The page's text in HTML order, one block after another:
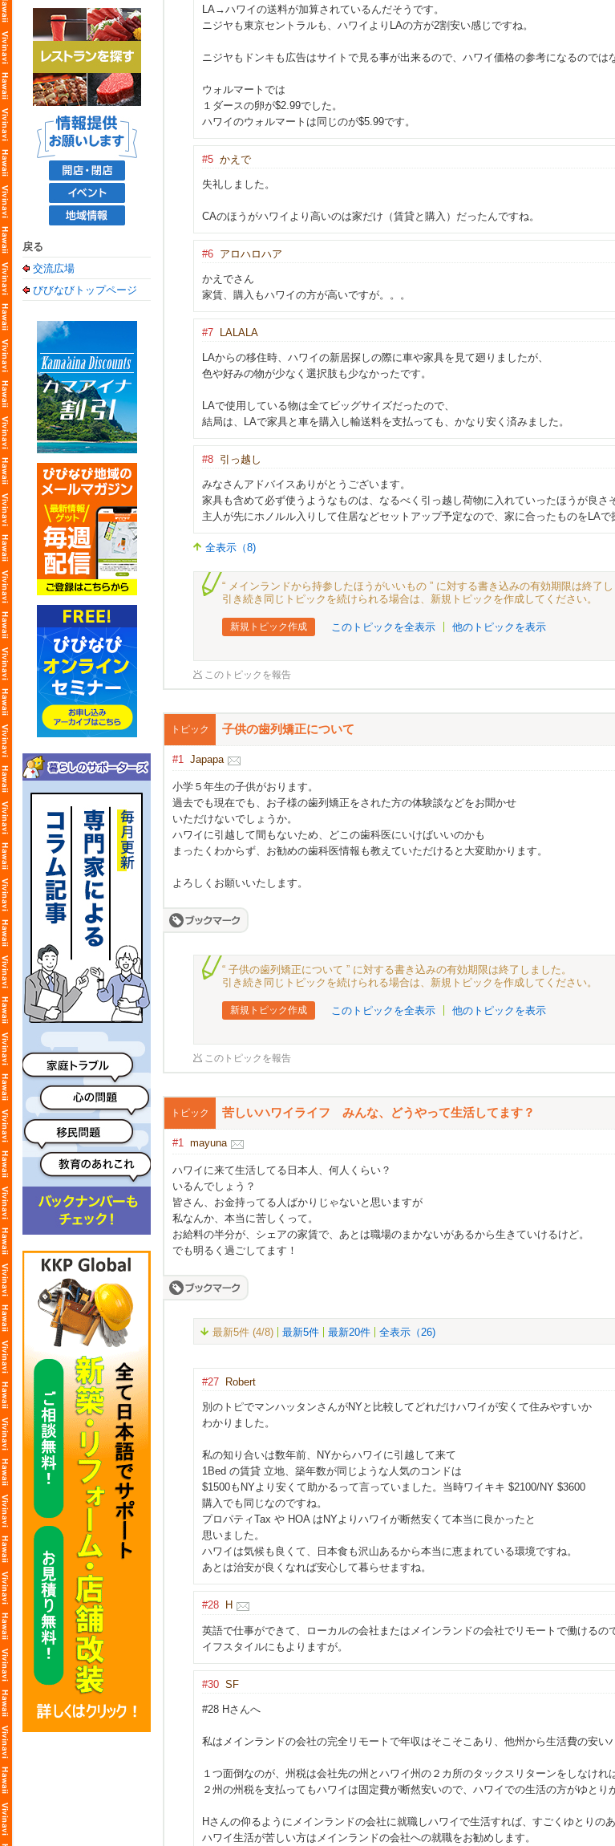
戻る
交流広場
びびなびトップページ
LA→ハワイの送料が加算されているんだそうです。
ニジヤも東京セントラルも、ハワイよりLAの方が2割安い感じですね。
ニジヤもドンキも広告はサイトで見る事が出来るので、ハワイ価格の参考になるのでは
ウォルマートでは
１ダースの卵が$2.99でした。
ハワイのウォルマートは同じのが$5.99です。
#5 かえで
失礼しました。
CAのほうがハワイより高いのは家だけ（賃貸と購入）だったんですね。
#6 アロハロハア
かえでさん
家賃、購入もハワイの方が高いですが。。。
#7 LALALA
LAからの移住時、ハワイの新居探しの際に車や家具を見て廻りましたが、
色や好みの物が少なく選択肢も少なかったです。
LAで使用している物は全てビッグサイズだったので、
結局は、LAで家具と車を購入し輸送料を支払っても、かなり安く済みました。
#8 引っ越し
みなさんアドバイスありがとうございます。
家具も含めて必ず使うようなものは、なるべく引っ越し荷物に入れていったほうが良さ
主人が先にホノルル入りして住居などセットアップ予定なので、家に合ったものをLAで
全表示（8)
“ メインランドから持参したほうがいいもの ” に対する書き込みの有効期限は終了し
引き続き同じトピックを続けられる場合は、新規トピックを作成してください。
新規トピック作成 このトピックを全表示 他のトピックを表示
このトピックを報告
トピック 子供の歯列矯正について
#1 Japapa
小学５年生の子供がおります。
過去でも現在でも、お子様の歯列矯正をされた方の体験談などをお聞かせ
いただけないでしょうか。
ハワイに引越して間もないため、どこの歯科医にいけばいいのかも
まったくわからず、お勧めの歯科医情報も教えていただけると大変助かります。
よろしくお願いいたします。
“ 子供の歯列矯正について ” に対する書き込みの有効期限は終了しました。
引き続き同じトピックを続けられる場合は、新規トピックを作成してください。
新規トピック作成 このトピックを全表示 他のトピックを表示
このトピックを報告
トピック 苦しいハワイライフ みんな、どうやって生活してます？
#1 mayuna
ハワイに来て生活してる日本人、何人くらい？
いるんでしょう？
皆さん、お金持ってる人ばかりじゃないと思いますが
私なんか、本当に苦しくって。
お給料の半分が、シェアの家賃で、あとは職場のまかないがあるから生きていけるけど。
でも明るく過ごしてます！
最新5件 (4/8) 最新5件 最新20件
全表示（26)
#27 Robert
別のトピでマンハッタンさんがNYと比較してどれだけハワイが安くて住みやすいか
わかりました。
私の知り合いは数年前、NYからハワイに引越して来て
1Bed の賃貸 立地、築年数が同じような人気のコンドは
$1500もNYより安くて助かるって言っていました。当時ワイキキ $2100/NY $3600
購入でも同じなのですね。
プロパティTax や HOA はNYよりハワイが断然安くて本当に良かったと
思いました。
ハワイは気候も良くて、日本食も沢山あるから本当に恵まれている環境ですね。
あとは治安が良くなれば安心して暮らせますね。
#28 H
英語で仕事ができて、ローカルの会社またはメインランドの会社でリモートで働ける
イフスタイルにもよりますが。
#30 SF
#28 Hさんへ
私はメインランドの会社の完全リモートで年収はそこそこあり、他州から生活費の安い
１つ面倒なのが、州税は会社先の州とハワイ州の２カ所のタックスリターンをしなけれ
２州の州税を支払ってもハワイは固定費が断然安いので、ハワイでの生活の方がゆとり
Hさんの仰るようにメインランドの会社に就職しハワイで生活すれば、すごくゆとりの
ハワイ生活が苦しい方はメインランドの会社への就職をお勧めします。